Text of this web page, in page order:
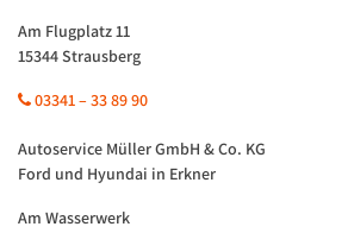
Am Flugplatz 11
15344 Strausberg
03341 – 33 89 90
Autoservice Müller GmbH & Co. KG
Ford und Hyundai in Erkner
Am Wasserwerk